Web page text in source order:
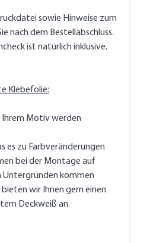
sowie Hinweise zum
nach dem Bestellabschluss.
ist natürlich inklusive.
Klebefolie:
Ihrem Motiv werden
es zu Farbveränderungen
bei der Montage auf
Untergründen kommen
bieten wir Ihnen gern einen
Deckweiß an.